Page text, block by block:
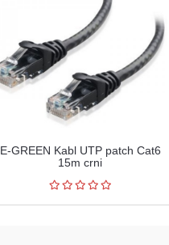
E-GREEN Kabl UTP patch Cat6
15m crni